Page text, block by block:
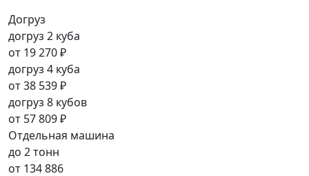
Догруз
догруз 2 куба
от 19 270 ₽
догруз 4 куба
от38 539 ₽
догруз 8 кубов
от 57 809 ₽
Отдельная машина
до 2 тонн
от 134 886